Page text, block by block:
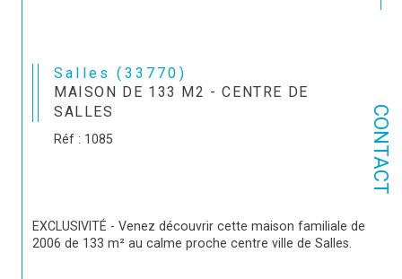
CONTACT
Salles (33770)
MAISON DE 133 M2 - CENTRE DE
SALLES
Réf : 1085
EXCLUSIVITÉ - Venez découvrir cette maison familiale de
2006 de 133 m² au calme proche centre ville de Salles.